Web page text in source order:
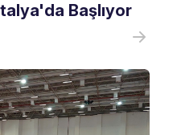
Başlıyor